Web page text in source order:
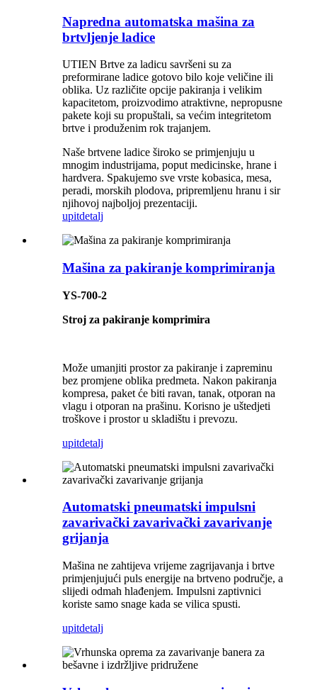
Napredna automatska mašina za
brtvljenje ladice
UTIEN Brtve za ladicu savršeni su za
preformirane ladice gotovo bilo koje veličine ili
oblika. Uz različite opcije pakiranja i velikim
kapacitetom, proizvodimo atraktivne, nepropusne
pakete koji su propuštali, sa većim integritetom
brtve i produženim rok trajanjem.
Naše brtvene ladice široko se primjenjuju u
mnogim industrijama, poput medicinske, hrane i
hardvera. Spakujemo sve vrste kobasica, mesa,
peradi, morskih plodova, pripremljenu hranu i sir
njihovoj najboljoj prezentaciji.
upitdetalj
Mašina za pakiranje komprimiranja
YS-700-2
Stroj za pakiranje komprimira
Može umanjiti prostor za pakiranje i zapreminu
bez promjene oblika predmeta. Nakon pakiranja
kompresa, paket će biti ravan, tanak, otporan na
vlagu i otporan na prašinu. Korisno je uštedjeti
troškove i prostor u skladištu i prevozu.
upitdetalj
Automatski pneumatski impulsni
zavarivački zavarivački zavarivanje
grijanja
Mašina ne zahtijeva vrijeme zagrijavanja i brtve
primjenjujući puls energije na brtveno područje, a
slijedi odmah hlađenjem. Impulsni zaptivnici
koriste samo snage kada se vilica spusti.
upitdetalj